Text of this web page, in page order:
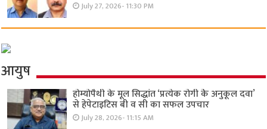
July 27, 2026- 11:30 PM
आयुष
होम्योपैथी के मूल सिद्धांत ‘प्रत्येक रोगी केे अनुकूल दवा’
से हेपेटाइटिस बी व सी का सफल उपचार
July 28, 2026- 11:15 AM